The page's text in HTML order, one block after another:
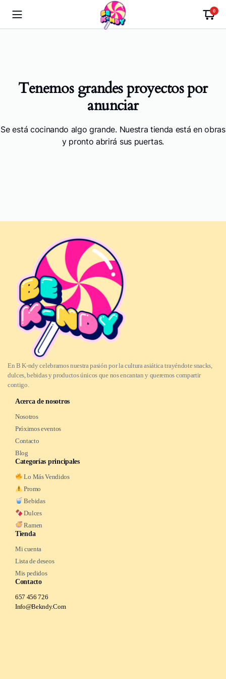
0
Tenemos grandes proyectos por
anunciar
Se está cocinando algo grande. Nuestra tienda está en obras
y pronto abrirá sus puertas.
En B K-ndy celebramos nuestra pasión por la cultura asiática trayéndote snacks,
dulces, bebidas y productos únicos que nos encantan y queremos compartir
contigo.
Acerca de nosotros
Nosotros
Próximos eventos
Contacto
Blog
Categorías principales
Lo Más Vendidos
Promo
Bebidas
Dulces
Ramen
Tienda
Mi cuenta
Lista de deseos
Mis pedidos
Contacto
657 456 726
Info@Bekndy.Com